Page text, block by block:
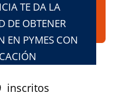
TE DA LA
DE OBTENER
EN PYMES CON
inscritos